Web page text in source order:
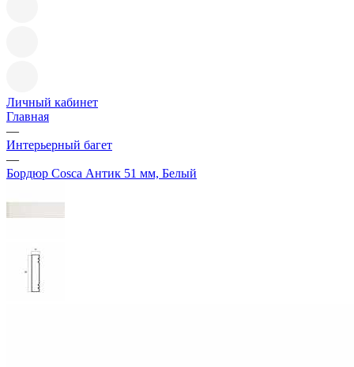
Личный кабинет
Главная
—
Интерьерный багет
—
Бордюр Cosca Антик 51 мм, Белый